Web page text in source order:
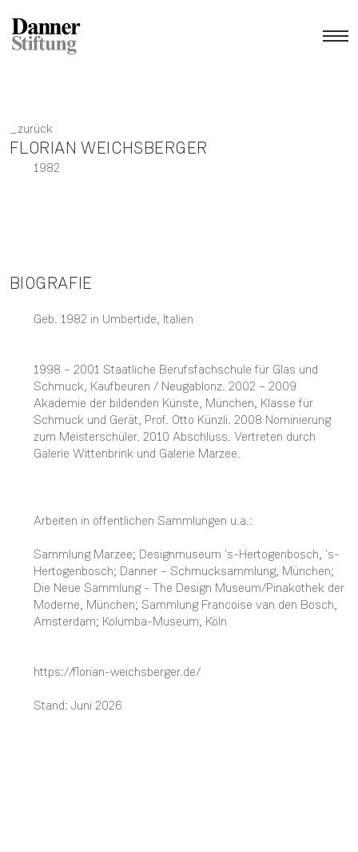
zurück
FLORIAN WEICHSBERGER
1982
BIOGRAFIE
Geb. 1982 in Umbertide, Italien
1998 – 2001 Staatliche Berufsfachschule für Glas und
Schmuck, Kaufbeuren / Neugablonz. 2002 – 2009
Akademie der bildenden Künste, München, Klasse für
Schmuck und Gerät, Prof. Otto Künzli. 2008 Nominierung
zum Meisterschüler. 2010 Abschluss. Vertreten durch
Galerie Wittenbrink und Galerie Marzee.
Arbeiten in öffentlichen Sammlungen u.a.:
Sammlung Marzee; Designmuseum 's-Hertogenbosch, 's-
Hertogenbosch; Danner – Schmucksammlung, München;
Die Neue Sammlung - The Design Museum/Pinakothek der
Moderne, München; Sammlung Francoise van den Bosch,
Amsterdam; Kolumba-Museum, Köln
https://florian-weichsberger.de/
Stand: Juni 2026